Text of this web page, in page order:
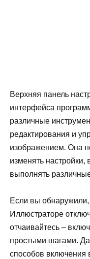
Верхняя панель
интерфейса
различные
редактирования и
изображением. Она
изменять
выполнять
Если вы обнаружили,
Иллюстраторе
отчаивайтесь –
простыми шагами.
способов включения